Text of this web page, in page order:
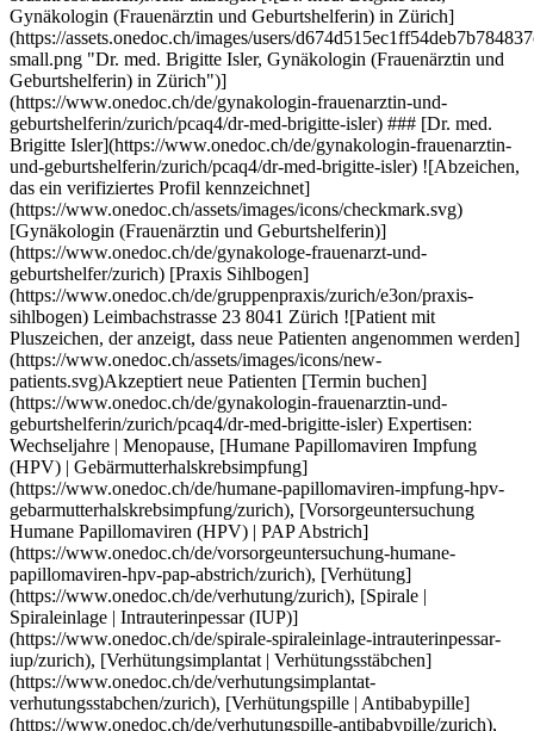
sen: Wechseljahre | Menopause, [Humane Papillomaviren Impfung (HPV) | Gebärmutterhalskrebsimpfung](https://www.onedoc.ch/de/humane-papillomaviren-impfung-hpv-gebarmutterhalskrebsimpfung/zurich), [Vorsorgeuntersuchung Humane Papillomaviren (HPV) | PAP Abstrich](https://www.onedoc.ch/de/vorsorgeuntersuchung-humane-papillomaviren-hpv-pap-abstrich/zurich), [Verhütung](https://www.onedoc.ch/de/verhutung/zurich), [Spirale | Spiraleinlage | Intrauterinpessar (IUP)](https://www.onedoc.ch/de/spirale-spiraleinlage-intrauterinpessar-iup/zurich), [Verhütungsimplantat | Verhütungsstäbchen](https://www.onedoc.ch/de/verhutungsimplantat-verhutungsstabchen/zurich), [Verhütungspille | Antibabypille](https://www.onedoc.ch/de/verhutungspille-antibabypille/zurich), [Vorsorgeuntersuchung Brustkrebs](https://www.onedoc.ch/de/vorsorgeuntersuchung-brustkrebs/zurich)Mehr anzeigen Expertisen: Wechseljahre | Menopause, [Humane Papillomaviren Impfung (HPV) | Gebärmutterhalskrebsimpfung](https://www.onedoc.ch/de/humane-papillomaviren-impfung-hpv-gebarmutterhalskrebsimpfung/zurich), [Vorsorgeuntersuchung Humane Papillomaviren (HPV) | PAP Abstrich](https://www.onedoc.ch/de/vorsorgeuntersuchung-humane-papillomaviren-hpv-pap-abstrich/zurich), [Verhütung](https://www.onedoc.ch/de/verhutung/zurich), [Spirale | Spiraleinlage | Intrauterinpessar (IUP)](https://www.onedoc.ch/de/spirale-spiraleinlage-intrauterinpessar-iup/zurich), [Verhütungsimplantat | Verhütungsstäbchen](https://www.onedoc.ch/de/verhutungsimplantat-verhutungsstabchen/zurich), [Verhütungspille | Antibabypille](https://www.onedoc.ch/de/verhutungspille-antibabypille/zurich), [Vorsorgeuntersuchung Brustkrebs](https://www.onedoc.ch/de/vorsorgeuntersuchung-brustkrebs/zurich)Mehr anzeigen [![Dr. med. Helena Bralo, Gynäkologin (Frauenärztin und Geburtshelferin) in Zürich](https://assets.onedoc.ch/images/users/e17f34c68256ac6a1be95dcf64865eef020861768c03940620a511913c616647-small.jpg "Dr. med. Helena Bralo, Gynäkologin (Frauenärztin und Geburtshelferin) in Zürich")](https://www.onedoc.ch/de/gynakologin-frauenarztin-und-geburtshelferin/zurich/pc3qi/dr-med-helena-bralo) ### [Dr. med. Helena Bralo](https://www.onedoc.ch/de/gynakologin-frauenarztin-und-geburtshelferin/zurich/pc3qi/dr-med-helena-bralo) ![Abzeichen, das ein verifiziertes Profil kennzeichnet](https://www.onedoc.ch/assets/images/icons/checkmark.svg) [Gynäkologin (Frauenärztin und Geburtshelferin)](https://www.onedoc.ch/de/gynakologe-frauenarzt-und-geburtshelfer/zurich) [gynpoint Hegibachplatz](https://www.onedoc.ch/de/medizinische-praxis/zurich/ebdi4/gynpoint-hegibachplatz) Forchstrasse 92 8008 Zürich ![Patient mit Pluszeichen, der anzeigt, dass neue Patienten angenommen werden](https://www.onedoc.ch/assets/images/icons/new-patients.svg)Akzeptiert neue Patienten [Termin buchen](https://www.onedoc.ch/de/gynakologin-frauenarztin-und-geburtshelferin/zurich/pc3qi/dr-med-helena-bralo) Expertisen: Wechseljahre | Menopause, [Bestimmung des Vitamin-D-Spiegels](https://www.onedoc.ch/de/bestimmung-des-vitamin-d-spiegels/zurich), [Die Pille danach](https://www.onedoc.ch/de/die-pille-danach/zurich), [Endometriose](https://www.onedoc.ch/de/endometriose/zurich), [Familienplanung](https://www.onedoc.ch/de/familienplanung/zurich), [Hormonanalyse](https://www.onedoc.ch/de/hormonanalyse/zurich), [Intrauterine Insemination (IUI) | Samenübertragung](https://www.onedoc.ch/de/intrauterine-insemination-iui-samenubertragung/zurich), [Kinderwunsch | Fertilitätsbehandlung](https://www.onedoc.ch/de/kinderwunsch-fertilitatsbehandlung/zurich), [Messung des Eisenspiegels | Ferritin](https://www.onedoc.ch/de/messung-des-eisenspiegels-ferritin/zurich), [Spermiogramm](https://www.onedoc.ch/de/spermiogramm/zurich), [Spirale | Spiraleinlage | Intrauterinpessar (IUP)](https://www.onedoc.ch/de/spirale-spiraleinlage-intrauterinpessar-iup/zurich), [Verhütung](https://www.onedoc.ch/de/verhutung/zurich), [Verhütungsimplantat | Verhütungsstäbchen](https://www.onedoc.ch/de/verhutungsimplantat-verhutungsstabchen/zurich), [Verhütungspille | Antibabypille](https://www.onedoc.ch/de/verhutungspille-antibabypille/zurich)Mehr anzeigen Expertisen: Wechseljahre | Menopause, [Bestimmung des Vitamin-D-Spiegels](https://www.onedoc.ch/de/bestimmung-des-vitamin-d-spiegels/zurich), [Die Pille danach](https://www.onedoc.ch/de/die-pille-danach/zurich), [Endometriose](https://www.onedoc.ch/de/endometriose/zurich), [Familienplanung](https://www.onedoc.ch/de/familienplanung/zurich), [Hormonanalyse](https://www.onedoc.ch/de/hormonanalyse/zurich), [Intrauterine Insemination (IUI) | Samenübertragung](https://www.onedoc.ch/de/intrauterine-insemination-iui-samenubertragung/zurich), [Kinderwunsch | Fertilitätsbehandlung](https://www.onedoc.ch/de/kinderwunsch-fertilitatsbehandlung/zurich), [Messung des Eisenspiegels | Ferritin](https://www.onedoc.ch/de/messung-des-eisenspiegels-ferritin/zurich), [Spermiogramm](https://www.onedoc.ch/de/spermiogramm/zurich), [Spirale | Spiraleinlage | Intrauterinpessar (IUP)](https://www.onedoc.ch/de/spirale-spiraleinlage-intrauterinpessar-iup/zurich), [Verhütung](https://www.onedoc.ch/de/verhutung/zurich), [Verhütungsimplantat | Verhütungsstäbchen](https://www.onedoc.ch/de/verhutungsimplantat-verhutungsstabchen/zurich), [Verhütungspille | Antibabypille](https://www.onedoc.ch/de/verhutungspille-antibabypille/zurich)Mehr anzeigen [![Dr. med. (BG) Alina Staikov, Gynäkologin (Frauenärztin und Geburtshelferin) in Zürich](https://assets.onedoc.ch/images/users/6edd53ea9c6471227472b3a139c517a8ef6486d1f59b81a12eaa2e054c7eb675-small.png "Dr. med. (BG) Alina Staikov, Gynäkologin (Frauenärztin und Geburtshelferin) in Zürich")](https://www.onedoc.ch/de/gynakologin-frauenarztin-und-geburtshelferin/zurich/pcyuf/dr-med-bg-alina-staikov) ### [Dr. med. (BG) Alina Staikov](https://www.onedoc.ch/de/gynakologin-frauenarztin-und-geburtshelferin/zurich/pcyuf/dr-med-bg-alina-staikov) ![Abzeichen, das ein verifiziertes Profil kennzeichnet](https://www.onedoc.ch/assets/images/icons/checkmark.svg) [Gynäkologin (Frauenärztin und Geburtshelferin)](https://www.onedoc.ch/de/gynakologe-frauenarzt-und-geburtshelfer/zurich) [gynpoint Hegibachplatz](https://www.onedoc.ch/de/medizinische-praxis/zurich/ebdi4/gynpoint-hegibachplatz) Forchstrasse 92 8008 Zürich ![Patient mit Pluszeichen, der anzeigt, dass neue Patienten angenommen werden](https://www.onedoc.ch/assets/images/icons/new-patients.svg)Akzeptiert neue Patienten [Termin buchen](https://www.onedoc.ch/de/gynakologin-frauenarztin-und-geburtshelferin/zurich/pcyuf/dr-med-bg-alina-staikov) Expertisen: Wechseljahre | Menopause, [4D Schwangerschaftsultraschall](https://www.onedoc.ch/de/4d-schwangerschaftsultraschall/zurich), [Ästhetische Gynäkologie](https://www.onedoc.ch/de/asthetische-gynakologie/zurich), [Bestimmung des Vitamin-D-Spiegels](https://www.onedoc.ch/de/bestimmung-des-vitamin-d-spiegels/zurich), [CO2 Laserbehandlung | Fraktionierte CO2 Laserbehandlung](https://www.onedoc.ch/de/co2-laserbehandlung-fraktionierte-co2-laserbehandlung/zurich), [Die Pille danach](https://www.onedoc.ch/de/die-pille-danach/zurich), [Endometriose](https://www.onedoc.ch/de/endometriose/zurich), [Familienplanung](https://www.onedoc.ch/de/familienplanung/zurich), [Freiwilliger Schwangerschaftsabbruch | Abtreibung | Abort](https://www.onedoc.ch/de/freiwilliger-schwangerschaftsabbruch-abtreibung-abort/zurich), [Gestationsdiabetes | Schwangerschaftsdiabetes](https://www.onedoc.ch/de/gestationsdiabetes-schwangerschaftsdiabetes/zurich), [Gynäkologische Laserbehandlung | Vaginallaser](https://www.onedoc.ch/de/gynakologische-laserbehandlung-vaginallaser/zurich), [Gynäkologischer Notfall | Notfall Frauenarzt](https://www.onedoc.ch/de/gynakologischer-notfall-notfall-frauenarzt/zurich), [Harnwegsinfektion | Zystitis | Blasenentzündung](https://www.onedoc.ch/de/harnwegsinfektion-zystitis-blasenentzundung/zurich), [Hormonanalyse](https://www.onedoc.ch/de/hormonanalyse/zurich), [Humane Papillomaviren Impfung (HPV) | Gebärmutterhalskrebsimpfung](https://www.onedoc.ch/de/humane-papillomaviren-impfung-hpv-gebarmutterhalskrebsimpfung/zurich), [Kindergynäkologie | Jugendgynäkologie](https://www.onedoc.ch/de/kindergynakologie-jugendgynakologie/zurich), [Kinderwunsch | Fertilitätsbehandlung](https://www.onedoc.ch/de/kinderwunsch-fertilitatsbehandlung/zurich), [Messung des Eisenspiegels | Ferritin](https://www.onedoc.ch/de/messung-des-eisenspiegels-ferritin/zurich), [Schwangerschaftsultraschall](https://www.onedoc.ch/de/schwangerschaftsultraschall/zurich), [Schwangerschaftsvorsorge | Schwangerschaftsuntersuchung](https://www.onedoc.ch/de/schwangerschaftsvorsorge-schwangerschaftsuntersuchung/zurich), [Sexuell übertragbare Krankheiten | Sexuell übertragbare Infektionen (STD/STI)](https://www.onedoc.ch/de/sexuell-ubertragbare-krankheiten-sexuell-ubertragbare-infektionen-std-sti/zurich), [Spirale | Spiraleinlage | Intrauterinpessar (IUP)](https://www.onedoc.ch/de/spirale-spiraleinlage-intrauterinpessar-iup/zurich), [Intrauterine Insemination (IUI) | Samenübertragung](https://www.onedoc.ch/de/intrauterine-insemination-iui-samenubertragung/zurich), [Unfruchtbarkeit](https://www.onedoc.ch/de/unfruchtbarkeit/zurich), [Vaginalpilz](https://www.onedoc.ch/de/vaginalpilz/zurich), [Verhütung](https://www.onedoc.ch/de/verhutung/zurich), [Verhütungspille | Antibabypille](https://www.onedoc.ch/de/verhutungspille-antibabypille/zurich), [Verhütungsimplantat | Verhütungsstäbchen](https://www.onedoc.ch/de/verhutungsimplantat-verhutungsstabchen/zurich), [Vorsorgeuntersuchung Brustkrebs](https://www.onedoc.ch/de/vorsorgeuntersuchung-brustkrebs/zurich), [Vorsorgeuntersuchung Harnwegsinfektionen](https://www.onedoc.ch/de/vorsorgeuntersuchung-harnwegsinfektionen/zurich), [Vorsorgeuntersuchung Humane Papillomaviren (HPV) | PAP Abstrich](https://www.onedoc.ch/de/vorsorgeuntersuchung-humane-papillomaviren-hpv-pap-abstrich/zurich)Mehr anzeigen Expertisen: Wechseljahre | Menopause, [4D Schwan